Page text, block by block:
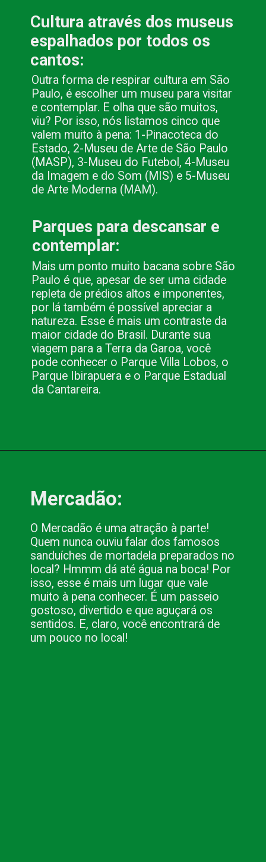
Cultura através dos museus
espalhados por todos os
cantos:
Outra forma de respirar cultura em São
Paulo, é escolher um museu para visitar
e contemplar. E olha que são muitos,
viu? Por isso, nós listamos cinco que
valem muito à pena: 1-Pinacoteca do
Estado, 2-Museu de Arte de São Paulo
(MASP), 3-Museu do Futebol, 4-Museu
da Imagem e do Som (MIS) e 5-Museu
de Arte Moderna (MAM).
Parques para descansar e
contemplar:
Mais um ponto muito bacana sobre São
Paulo é que, apesar de ser uma cidade
repleta de prédios altos e imponentes,
por lá também é possível apreciar a
natureza. Esse é mais um contraste da
maior cidade do Brasil. Durante sua
viagem para a Terra da Garoa, você
pode conhecer o Parque Villa Lobos, o
Parque Ibirapuera e o Parque Estadual
da Cantareira.
Mercadão:
O Mercadão é uma atração à parte!
Quem nunca ouviu falar dos famosos
sanduíches de mortadela preparados no
local? Hmmm dá até água na boca! Por
isso, esse é mais um lugar que vale
muito à pena conhecer. É um passeio
gostoso, divertido e que aguçará os
sentidos. E, claro, você encontrará de
um pouco no local!